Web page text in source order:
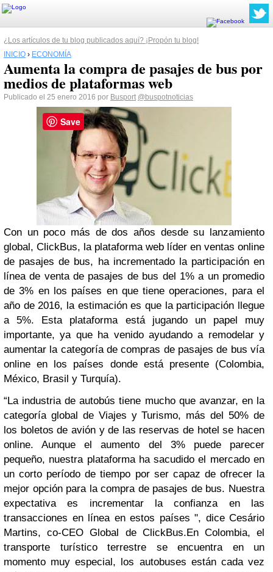
¿Los artículos de tu blog publicados aquí? ¡Propón tu blog!
INICIO › ECONOMÍA
Aumenta la compra de pasajes de bus por
medios de plataformas web
Publicado el 25 enero 2016 por Busport @buspotnoticias
Con un poco más de dos años desde su lanzamiento
global, ClickBus, la plataforma web líder en ventas online
de pasajes de bus, ha incrementado la participación en
línea de venta de pasajes de bus del 1% a un promedio
de 3% en los países en que tiene operaciones, para el
año de 2016, la estimación es que la participación llegue
a 5%. Esta plataforma está jugando un papel muy
importante, ya que ha venido ayudando a remodelar y
aumentar la categoría de compras de pasajes de bus vía
online en los países donde está presente (Colombia,
México, Brasil y Turquía).
“La industria de autobús tiene mucho que avanzar, en la
categoría global de Viajes y Turismo, más del 50% de
los boletos de avión y de las reservas de hotel se hacen
online. Aunque el aumento del 3% puede parecer
pequeño, nuestra plataforma ha sacudido el mercado en
un corto período de tiempo por ser capaz de ofrecer la
mejor opción para la compra de pasajes de bus. Nuestra
expectativa es incrementar la confianza en las
transacciones en línea en estos países ", dice Cesário
Martins, co-CEO Global de ClickBus.En Colombia, el
transporte turístico terrestre se encuentra en un
momento muy especial, los autobuses están cada vez
Save